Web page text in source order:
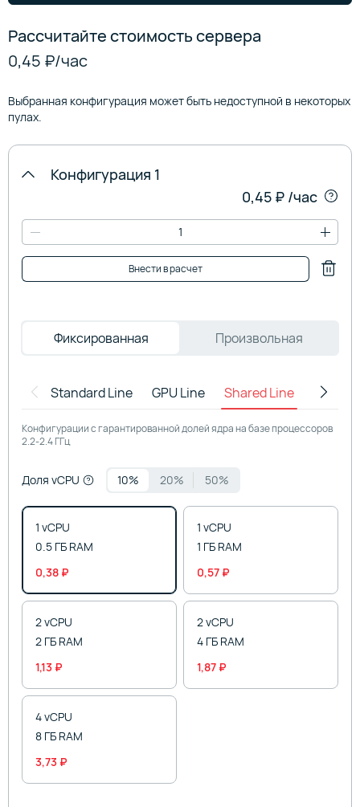
Рассчитайте стоимость сервера
0,45 ₽/‍час
Выбранная конфигурация может быть недоступной в некоторых
пулах.
Конфигурация 1
0,45 ₽/час
Внести в расчет
Фиксированная Произвольная
Standard Line GPU Line Shared Line
Конфигурации с гарантированной долей ядра на базе процессоров
2.2-2.4 ГГц
Доля vCPU 10% 20% 50%
1 vCPU
0.5 ГБ RAM
0,38 ₽
1 vCPU
1 ГБ RAM
0,57 ₽
2 vCPU
2 ГБ RAM
1,13 ₽
2 vCPU
4 ГБ RAM
1,87 ₽
4 vCPU
8 ГБ RAM
3,73 ₽